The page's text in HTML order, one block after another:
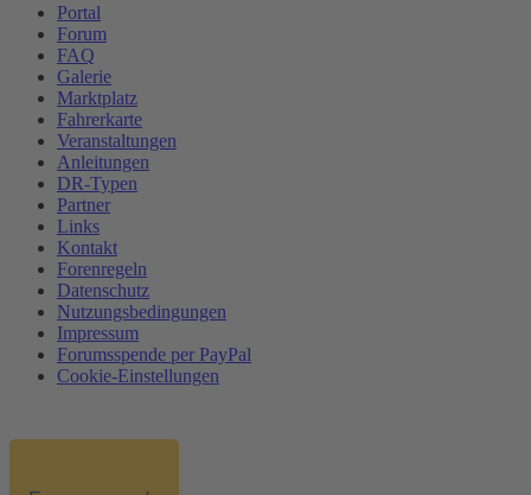
Portal
Forum
FAQ
Galerie
Marktplatz
Fahrerkarte
Veranstaltungen
Anleitungen
DR-Typen
Partner
Links
Kontakt
Forenregeln
Datenschutz
Nutzungsbedingungen
Impressum
Forumsspende per PayPal
Cookie-Einstellungen